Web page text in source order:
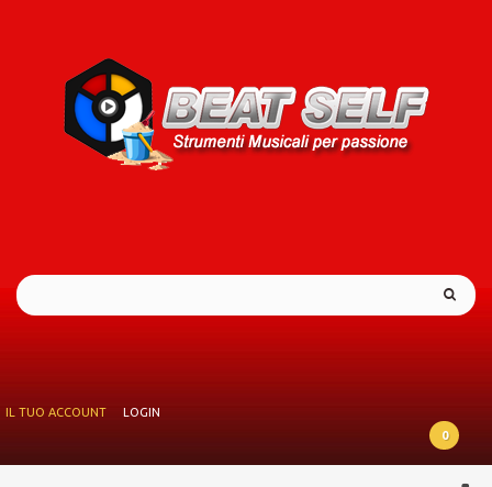
IL TUO ACCOUNT
LOGIN
0